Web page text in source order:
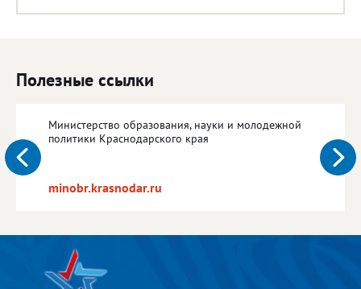
Полезные ссылки
Министерство образования, науки и молодежной
политики Краснодарского края
minobr.krasnodar.ru